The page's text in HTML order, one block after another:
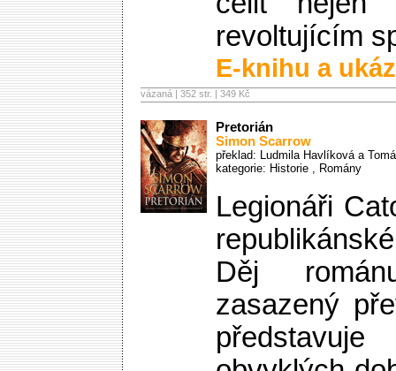
revoltujícím
E-knihu a
vázaná | 352 str. | 349 Kč
Pretorián
Simon Scarrow
překlad: Ludmila Havlíková a
kategorie: Historie , Romány
Legionáři
Děj
zasazený